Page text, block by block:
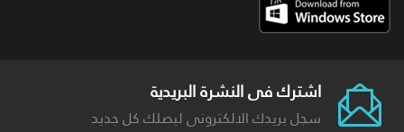
اشترك فى النشرة البريدية
سجل بريدك الالكترونى ليصلك كل جديد